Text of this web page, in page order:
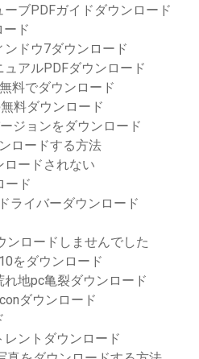
ブPDFガイドダウンロード
ド
ドウ7ダウンロード
アルPDFダウンロード
料でダウンロード
料ダウンロード
ジョンをダウンロード
ロードする方法
ロードされない
ード
ライバーダウンロード
ンロードしませんでした
をダウンロード
れ地pc亀裂ダウンロード
ダウンロード
レントダウンロード